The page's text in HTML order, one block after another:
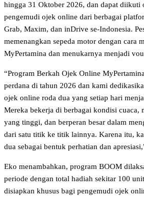
hingga 31 Oktober 2026, dan dapat diikuti
pengemudi ojek online dari berbagai
Grab, Maxim, dan inDrive se-Indonesia.
memenangkan sepeda motor dengan cara
MyPertamina dan menukarnya menjadi
“Program Berkah Ojek Online
perdana di tahun 2026 dan kami
ojek online roda dua yang setiap hari
Mereka bekerja di berbagai kondisi
yang tinggi, dan berperan besar dalam
dari satu titik ke titik lainnya. Karena itu,
dua sebagai bentuk perhatian dan
Eko menambahkan, program BOOM
periode dengan total hadiah sekitar 100
disiapkan khusus bagi pengemudi ojek